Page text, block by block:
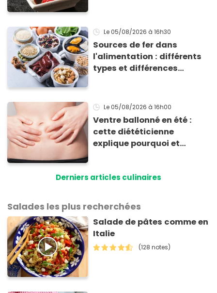
Le 05/08/2026 à 16h30
Sources de fer dans
l'alimentation : différents
types et différences
Le 05/08/2026 à 16h00
Ventre ballonné en été :
cette diététicienne
explique pourquoi et
Derniers articles culinaires
Salades les plus recherchées
Salade de pâtes comme en
Italie
(128 notes)